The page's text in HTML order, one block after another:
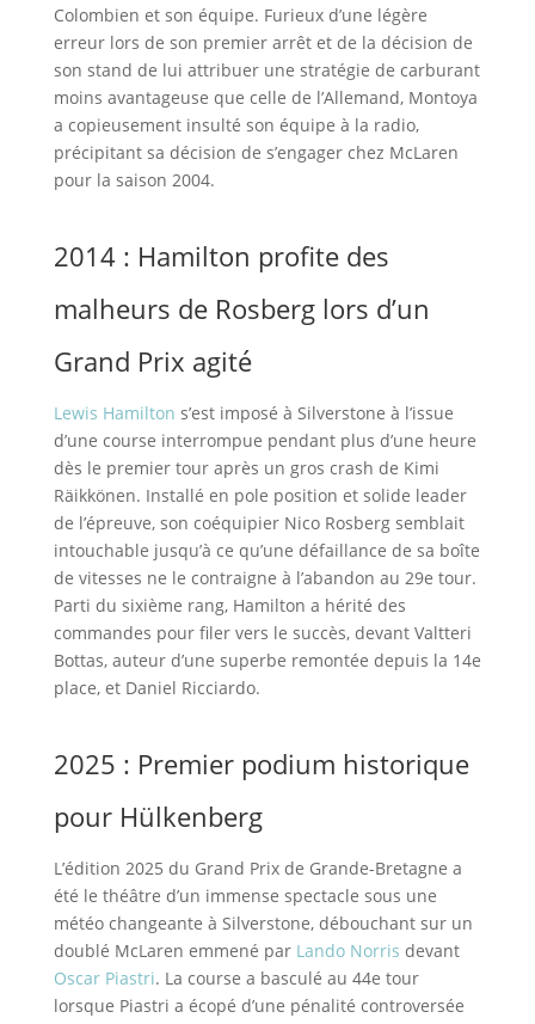
Colombien et son équipe. Furieux d’une légère
erreur lors de son premier arrêt et de la décision de
son stand de lui attribuer une stratégie de carburant
moins avantageuse que celle de l’Allemand, Montoya
a copieusement insulté son équipe à la radio,
précipitant sa décision de s’engager chez McLaren
pour la saison 2004.
2014 : Hamilton profite des
malheurs de Rosberg lors d’un
Grand Prix agité
Lewis Hamilton s’est imposé à Silverstone à l’issue
d’une course interrompue pendant plus d’une heure
dès le premier tour après un gros crash de Kimi
Räikkönen. Installé en pole position et solide leader
de l’épreuve, son coéquipier Nico Rosberg semblait
intouchable jusqu’à ce qu’une défaillance de sa boîte
de vitesses ne le contraigne à l’abandon au 29e tour.
Parti du sixième rang, Hamilton a hérité des
commandes pour filer vers le succès, devant Valtteri
Bottas, auteur d’une superbe remontée depuis la 14e
place, et Daniel Ricciardo.
2025 : Premier podium historique
pour Hülkenberg
L’édition 2025 du Grand Prix de Grande-Bretagne a
été le théâtre d’un immense spectacle sous une
météo changeante à Silverstone, débouchant sur un
doublé McLaren emmené par Lando Norris devant
Oscar Piastri. La course a basculé au 44e tour
lorsque Piastri a écopé d’une pénalité controversée